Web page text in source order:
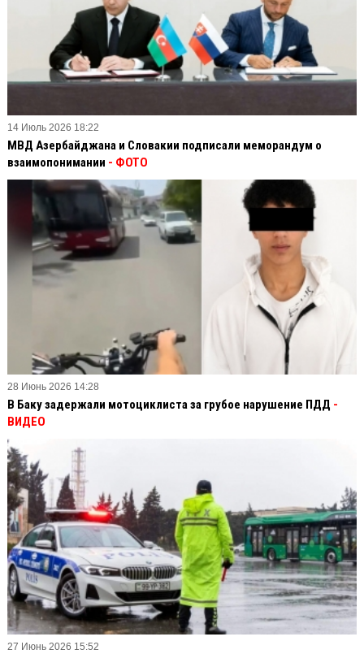
14 Июль 2026 18:22
МВД Азербайджана и Словакии подписали меморандум о
взаимопонимании - ФОТО
28 Июнь 2026 14:28
В Баку задержали мотоциклиста за грубое нарушение ПДД -
ВИДЕО
27 Июнь 2026 15:52